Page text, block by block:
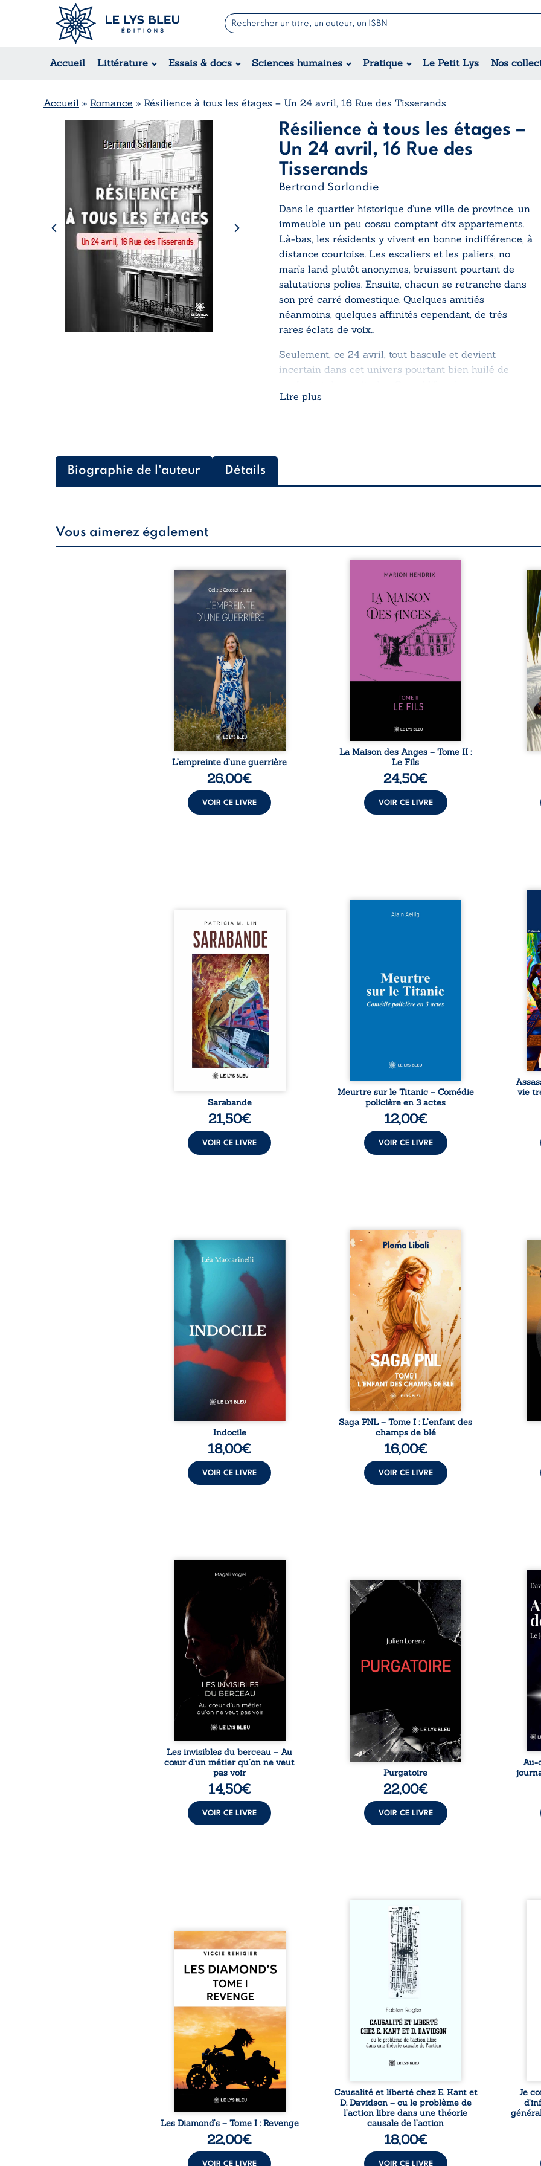
Accueil Littérature Essais & docs Sciences humaines Pratique Le Petit Lys Nos
Romans
Suspense / Thriller / Policier
Romance
Régional
Jeunesse
Théâtre
Accueil » Romance » Résilience à tous les étages – Un 24 avril, 16 Rue des Tisserands
Résilience à tous les étages –
Un 24 avril, 16 Rue des
Tisserands
Bertrand Sarlandie
Dans le quartier historique d’une ville de province, un
immeuble un peu cossu comptant dix appartements.
Là-bas, les résidents y vivent en bonne indifférence, à
distance courtoise. Les escaliers et les paliers, no
man’s land plutôt anonymes, bruissent pourtant de
salutations polies. Ensuite, chacun se retranche dans
son pré carré domestique. Quelques amitiés
néanmoins, quelques affinités cependant, de très
rares éclats de voix…
Seulement, ce 24 avril, tout bascule et devient
incertain dans cet univers pourtant bien huilé de
dresse avec les autres, ils déploient une force
Lire plus
Biographie de l'auteur Détails
Vous aimerez également
Que reste-t-il de l’enfance
lorsque la maladie impose ses
propres règles ? L’empreinte
d’une guerrière livre, sans
détour, le récit d’un quotidien
bouleversé par la maladie
chronique, l’errance médicale
et de longues hospitalisations.
L’auteure y raconte ce que les
dossiers médicaux taisent : la
peur, l’isolement, l’épuisement
et le sentiment de ne pas ...
L’empreinte d’une guerrière
26,00€
VOIR CE LIVRE
Nous sommes en 1979, soit 15
patriarche Anatole-Eustache.
La famille devra affronter non
seulement un inconnu qui rôde
autour du domaine et dont
Firmin, le fidèle majordome,
redoute les visites, le passé
encombrant d’Anatole-
Eustache, la malédiction
familiale, mais aussi la toute-
puissance de Gauthier. Mais
comment dompter cet enfant
avant qu’il ...
La Maison des Anges – Tome II :
Le Fils
24,50€
VOIR CE LIVRE
Au
eux,
Aux chants crépitants de l’été,
Sous le silence ouaté de la
neige en hiver, Au cours de
nuits pâles, Dans la clarté
bienveillante de la lune, Rêves,
pensées, révoltes et espoirs…
Des mots s’assemblent, colorés,
rebelles aux règles de la
poésie, mais chantant en
rythme. Ils forment une
sarabande, passionnée souvent,
Sarabande
21,50€
VOIR CE LIVRE
Et si le naufrage n’avait pas
les profondeurs de l’Atlantique.
Sept décennies plus tard, la
découverte de l’épave fait
resurgir un secret que l’on
Meurtre sur le Titanic – Comédie
policière en 3 actes
12,00€
VOIR CE LIVRE
La
de
qui
vie
Quatre parties. Quatre refus.
Quatre visages d’une existence
en friction. Entre les silences
qu’on ne déchiffre pas, les
amours qu’on dérange, les
corps qu’on administre et les
liens qu’on sabote, cet ouvrage
parle à celles et ceux qui
vivent trop fort, trop vrai, trop
tôt. Indocile est une traversée.
Une langue nue. Une
insurrection calme. Une
déclaration d’existence pour ...
Indocile
18,00€
VOIR CE LIVRE
Autrefois, les champs
d’Atlantis vibraient sous le
vent et les enfants couraient
dans les blés. Puis la couronne
plia le genou, livrant son
peuple à l’ombre d’Ivorny. À
Atove, Luwel aurait pu
disparaître dans les ruines de
son destin ; pourtant, sous les
pierres d’un temple oublié, des
rebelles lui tendirent la main.
Parmi eux, Atos, général sans
trône mais habité par ...
Saga PNL – Tome I : L’enfant des
champs de blé
16,00€
VOIR CE LIVRE
les
les
Qui prend soin de celles et
ceux auxquels nous confions
nos enfants ? Derrière la
douceur apparente des
maisons d’accueil se joue une
réalité que nul ne soupçonne :
rémunérations dérisoires,
solitude, épuisement,
responsabilités écrasantes… À
travers des témoignages
saisissants et sa propre
expérience, Magali Vogel lève
le voile sur les coulisses d’une ...
Les invisibles du berceau – Au
cœur d’un métier qu’on ne veut
pas voir
14,50€
VOIR CE LIVRE
Vingt années d’écriture, de
blessures, d’émotions et de
pensées se rencontrent dans
ce recueil profondément
intime. Entre nouvelles
autobiographiques, poèmes
philosophiques, chaque texte
ouvre une porte sur
être choisie au hasard, comme
une rencontre inattendue sur
le chemin de la vie. ...
Purgatoire
22,00€
VOIR CE LIVRE
Né
la
ses
prix
les
Au-
Revenge est à la tête des
Diamond’s, un clan de motards
aussi réputé et respecté que
redouté dans tout le pays. Rien
ne la prédestinait à cette vie,
mais les épreuves ont forgé
une femme dure, inaccessible
et résolue à ne jamais dévoiler
ses faiblesses, jusqu’à ce que
le mystérieux Juan croise sa
route. Chef d’une famille de
Nomads, Juan porte lui aussi le
poids ...
Les Diamond’s – Tome I : Revenge
22,00€
VOIR CE LIVRE
Sommes-nous vraiment libres
si chacun de nos actes s’inscrit
dans une chaîne de causes ? À
travers une confrontation
entre les pensées d’Emmanuel
Kant et de Donald Davidson,
cet essai explore les liens entre
libre arbitre, déterminisme
causal et responsabilité. De la
volonté kantienne au monisme
anomal de Davidson, il
interroge la manière dont les
intentions et les croyances
peuvent ...
Causalité et liberté chez E. Kant et
D. Davidson – ou le problème de
l’action libre dans une théorie
causale de l’action
18,00€
VOIR CE LIVRE
Je
et
Je